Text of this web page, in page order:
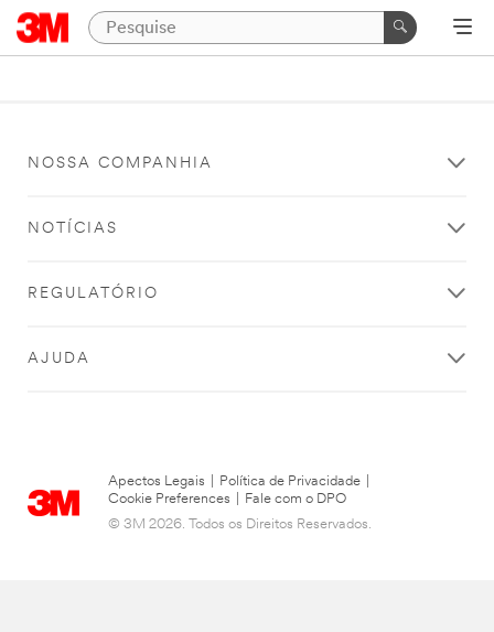
NOSSA COMPANHIA
NOTÍCIAS
REGULATÓRIO
AJUDA
Apectos Legais Política de Privacidade
Cookie Preferences
Fale com o DPO
© 3M 2026. Todos os Direitos Reservados.